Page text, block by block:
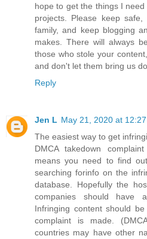
hope to get the things I
projects. Please keep
family, and keep blogging
makes. There will always
those who stole your
and don't let them bring us
Reply
Jen L May 21, 2020 at 12:27
The easiest way to get
DMCA takedown
means you need to find
searching forinfo on the
database. Hopefully the
companies should have
Infringing content should
complaint is made.
countries may have other